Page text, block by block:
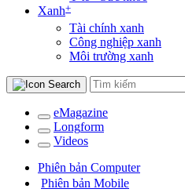
Xanh+
Tài chính xanh
Công nghiệp xanh
Môi trường xanh
eMagazine
Longform
Videos
Phiên bản Computer
Phiên bản Mobile